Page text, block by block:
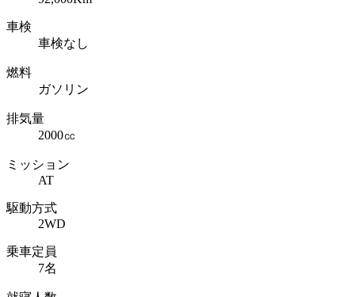
車検
車検なし
燃料
ガソリン
排気量
2000㏄
ミッション
AT
駆動方式
2WD
乗車定員
7名